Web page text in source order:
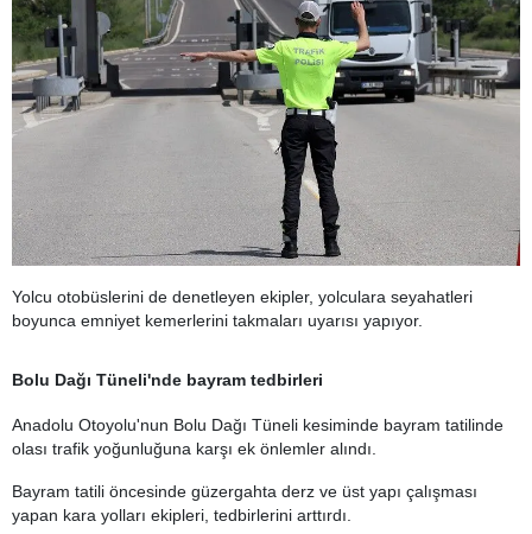
Yolcu otobüslerini de denetleyen ekipler, yolculara seyahatleri
boyunca emniyet kemerlerini takmaları uyarısı yapıyor.
Bolu Dağı Tüneli'nde bayram tedbirleri
Anadolu Otoyolu'nun Bolu Dağı Tüneli kesiminde bayram tatilinde
olası trafik yoğunluğuna karşı ek önlemler alındı.
Bayram tatili öncesinde güzergahta derz ve üst yapı çalışması
yapan kara yolları ekipleri, tedbirlerini arttırdı.